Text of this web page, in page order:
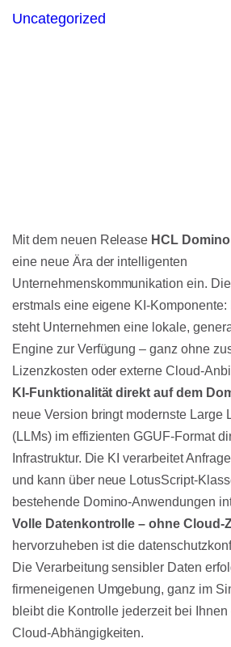
Uncategorized
Mit dem neuen Release HCL
eine neue Ära der intelligenten
Unternehmenskommunikation ein.
erstmals eine eigene KI-Komponente:
steht Unternehmen eine lokale,
Engine zur Verfügung – ganz ohne
Lizenzkosten oder externe Cloud-
KI-Funktionalität direkt auf dem
neue Version bringt modernste Large
(LLMs) im effizienten GGUF-Format
Infrastruktur. Die KI verarbeitet
und kann über neue LotusScript-
bestehende Domino-Anwendungen
Volle Datenkontrolle – ohne Cloud-
hervorzuheben ist die
Die Verarbeitung sensibler Daten
firmeneigenen Umgebung, ganz im
bleibt die Kontrolle jederzeit bei
Cloud-Abhängigkeiten.